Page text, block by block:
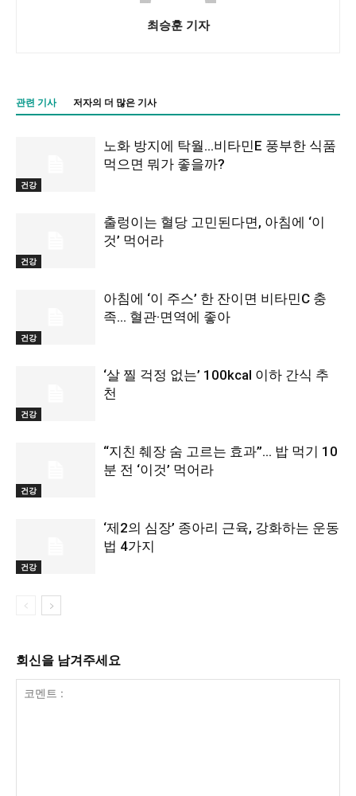
최승훈 기자
관련 기사 저자의 더 많은 기사
건강
노화 방지에 탁월…비타민E 풍부한 식품
먹으면 뭐가 좋을까?
건강
출렁이는 혈당 고민된다면, 아침에 ‘이
것’ 먹어라
건강
아침에 ‘이 주스’ 한 잔이면 비타민C 충
족… 혈관·면역에 좋아
건강
‘살 찔 걱정 없는’ 100kcal 이하 간식 추
천
건강
“지친 췌장 숨 고르는 효과”… 밥 먹기 10
분 전 ‘이것’ 먹어라
건강
‘제2의 심장’ 종아리 근육, 강화하는 운동
법 4가지
회신을 남겨주세요